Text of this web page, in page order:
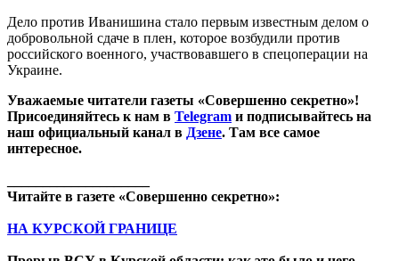
Дело против Иванишина стало первым известным делом о
добровольной сдаче в плен, которое возбудили против
российского военного, участвовавшего в спецоперации на
Украине.
Уважаемые читатели газеты «Совершенно секретно»!
Присоединяйтесь к нам в Telegram и подписывайтесь на
наш официальный канал в Дзене. Там все самое
интересное.
Читайте в газете «Совершенно секретно»:
НА КУРСКОЙ ГРАНИЦЕ